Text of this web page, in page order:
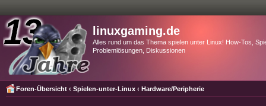
linuxgaming.de
Alles rund um das Thema spielen unter Linux! How-Tos,
Problemlösungen, Diskussionen
Foren-Übersicht ‹ Spielen-unter-Linux ‹ Hardware/Peripherie